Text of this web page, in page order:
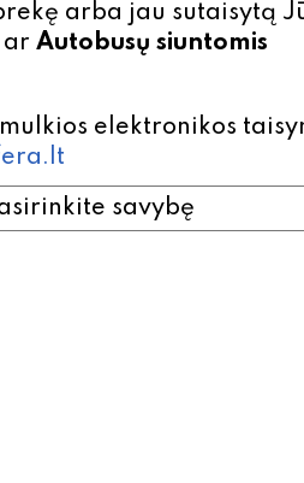
arba jau sutaisytą
arAutobusų siuntomis
elektronikos